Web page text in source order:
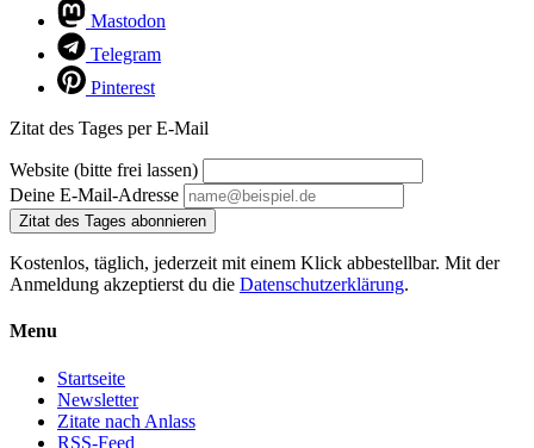
Mastodon
Telegram
Pinterest
Zitat des Tages per E-Mail
Website (bitte frei lassen)
Deine E-Mail-Adresse
Zitat des Tages abonnieren
Kostenlos, täglich, jederzeit mit einem Klick abbestellbar. Mit der
Anmeldung akzeptierst du die Datenschutzerklärung.
Menu
Startseite
Newsletter
Zitate nach Anlass
RSS-Feed